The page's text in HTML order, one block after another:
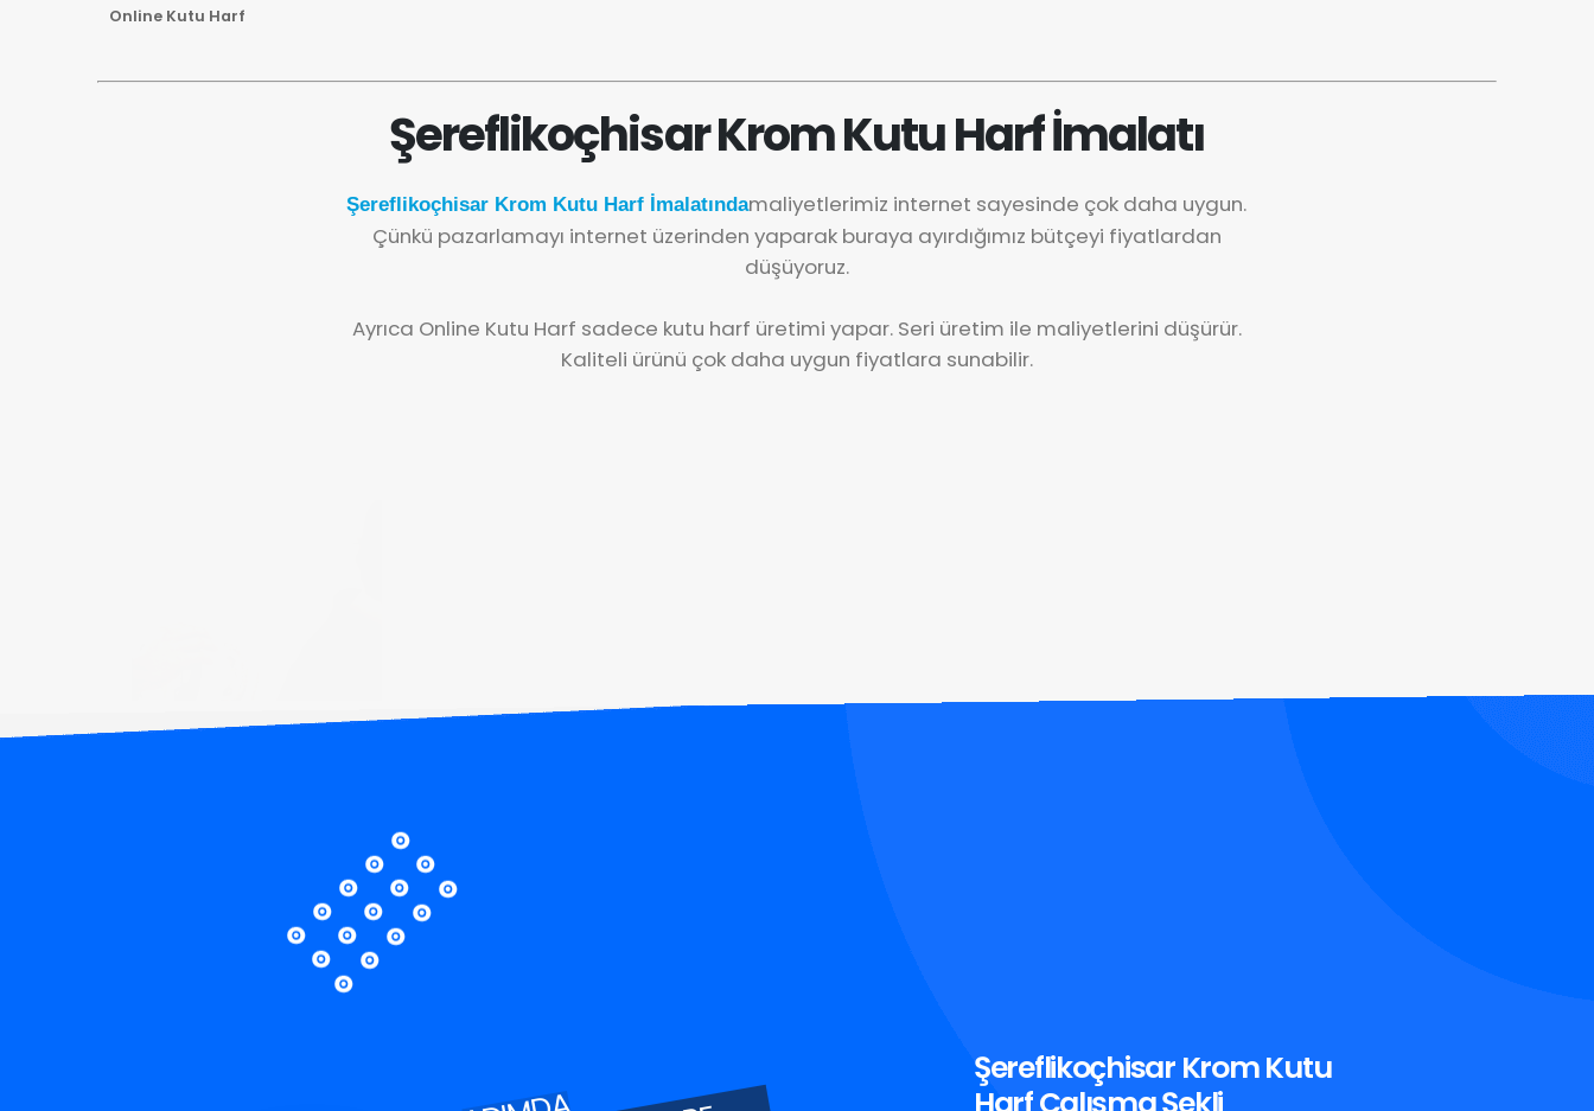
Online Kutu Harf
Şereflikoçhisar Krom Kutu Harf İmalatı
Şereflikoçhisar Krom Kutu Harf İmalatındamaliyetlerimiz internet sayesinde çok daha uygun.
Çünkü pazarlamayı internet üzerinden yaparak buraya ayırdığımız bütçeyi fiyatlardan
düşüyoruz.
Ayrıca Online Kutu Harf sadece kutu harf üretimi yapar. Seri üretim ile maliyetlerini düşürür.
Kaliteli ürünü çok daha uygun fiyatlara sunabilir.
Şereflikoçhisar Krom Kutu